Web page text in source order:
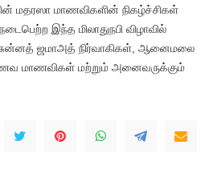
மதரஸா மாணவிகளின் நிகழ்ச்சிகள்
இந்த மிலாதுநபி விழாவில்
ஜமாஅத் நிர்வாகிகள், ஆனைமலை
மாணவிகள் மற்றும் அனைவருக்கும்